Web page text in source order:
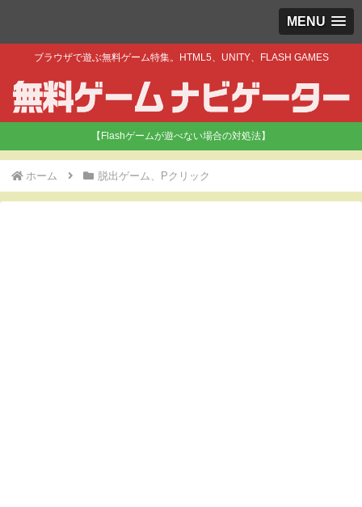
MENU
ブラウザで遊ぶ無料ゲーム特集。HTML5、UNITY、FLASH GAMES
【Flashゲームが遊べない場合の対処法】
ホーム 脱出ゲーム、Pクリック